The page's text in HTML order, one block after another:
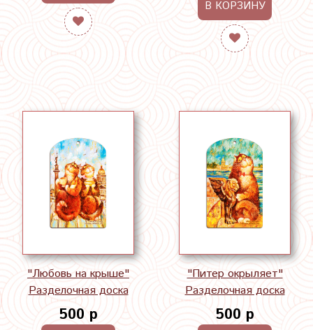
В КОРЗИНУ
"Любовь на крыше"
Разделочная доска
500 р
"Питер окрыляет"
Разделочная доска
500 р